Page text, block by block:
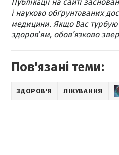
Публікації на сайті
і науково обґрунтованих
медицини. Якщо Вас
здоровʼям, обов’язково
Пов'язані теми:
ЗДОРОВ'Я ЛІКУВАННЯ